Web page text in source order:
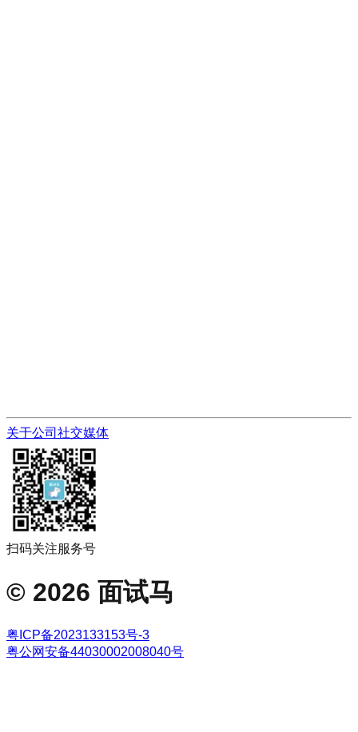
关于公司 社交媒体
扫码关注服务号
© 2026 面试马
粤ICP备2023133153号-3
粤公网安备44030002008040号